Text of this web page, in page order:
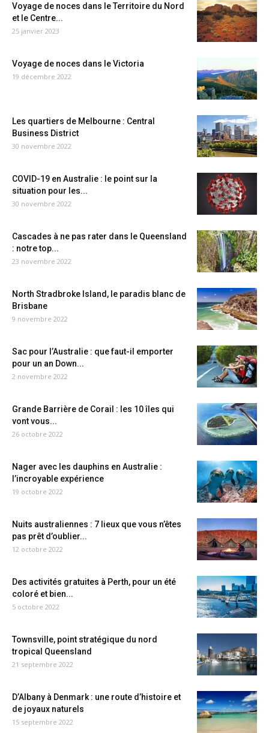
Voyage de noces dans le Territoire du Nord
et le Centre...
25 janvier 2023
Voyage de noces dans le Victoria
19 décembre 2022
Les quartiers de Melbourne : Central
Business District
30 novembre 2022
COVID-19 en Australie : le point sur la
situation pour les...
30 novembre 2022
Cascades à ne pas rater dans le Queensland
: notre top...
23 novembre 2022
North Stradbroke Island, le paradis blanc de
Brisbane
9 novembre 2022
Sac pour l’Australie : que faut-il emporter
pour un an Down...
2 novembre 2022
Grande Barrière de Corail : les 10 îles qui
vont vous...
26 octobre 2022
Nager avec les dauphins en Australie :
l’incroyable expérience
19 octobre 2022
Nuits australiennes : 7 lieux que vous n’êtes
pas prêt d’oublier...
12 octobre 2022
Des activités gratuites à Perth, pour un été
coloré et bien...
5 octobre 2022
Townsville, point stratégique du nord
tropical Queensland
21 septembre 2022
D’Albany à Denmark : une route d’histoire et
de joyaux naturels
15 septembre 2022